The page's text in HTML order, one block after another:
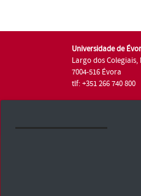
Universidade de
Largo dos Colegiais,
7004-516 Évora
tlf: +351 266 740 800
Consulte os